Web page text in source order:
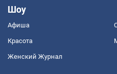
Шоу
Афиша
Красота
Женский Журнал